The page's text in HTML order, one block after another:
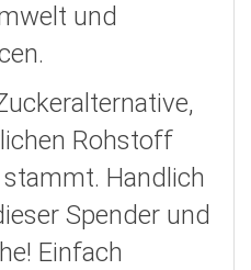
und
Rohstoff
Handlich
Spender und
Einfach